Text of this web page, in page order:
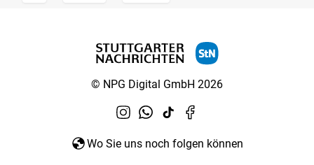
© NPG Digital GmbH 2026
Wo Sie uns noch folgen können